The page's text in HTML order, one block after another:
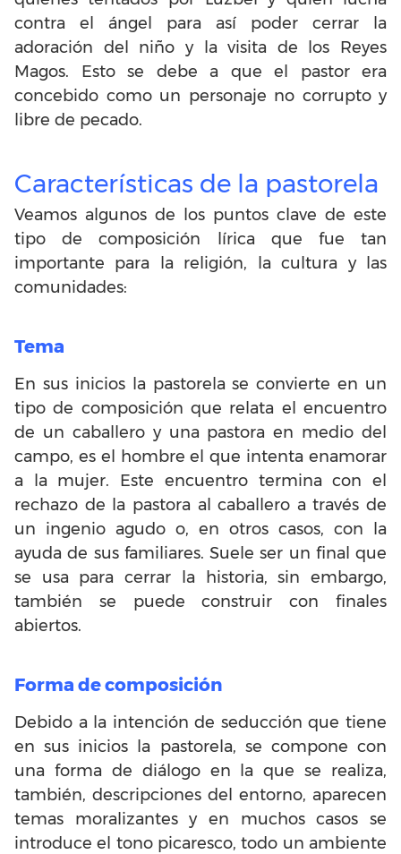
contra el ángel para así poder cerrar la
adoración del niño y la visita de los Reyes
Magos. Esto se debe a que el pastor era
concebido como un personaje no corrupto y
libre de pecado.
Características de la pastorela
Veamos algunos de los puntos clave de este
tipo de composición lírica que fue tan
importante para la religión, la cultura y las
comunidades:
Tema
En sus inicios la pastorela se convierte en un
tipo de composición que relata el encuentro
de un caballero y una pastora en medio del
campo, es el hombre el que intenta enamorar
a la mujer. Este encuentro termina con el
rechazo de la pastora al caballero a través de
un ingenio agudo o, en otros casos, con la
ayuda de sus familiares. Suele ser un final que
se usa para cerrar la historia, sin embargo,
también se puede construir con finales
abiertos.
Forma de composición
Debido a la intención de seducción que tiene
en sus inicios la pastorela, se compone con
una forma de diálogo en la que se realiza,
también, descripciones del entorno, aparecen
temas moralizantes y en muchos casos se
introduce el tono picaresco, todo un ambiente